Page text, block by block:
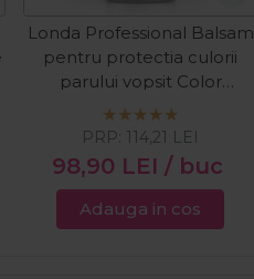
Londa Professional Balsam
pentru protectia culorii
parului vopsit Color
Radiance 1000ml
98,90 LEI / buc
PRP: 114,21 LEI
Adauga in cos